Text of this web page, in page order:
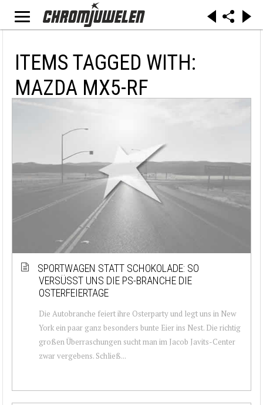
ITEMS TAGGED WITH:
MAZDA MX5-RF
SPORTWAGEN STATT SCHOKOLADE: SO
VERSÜSST UNS DIE PS-BRANCHE DIE O
STERFEIERTAGE
Die Autobranche feiert ihre Osterparty und legt uns in New
York ein paar ganz besonders bunte Eier ins Nest. Die richtig
großen Überraschungen sucht man im Jacob Javits-Center
zwar vergebens. Schließ...